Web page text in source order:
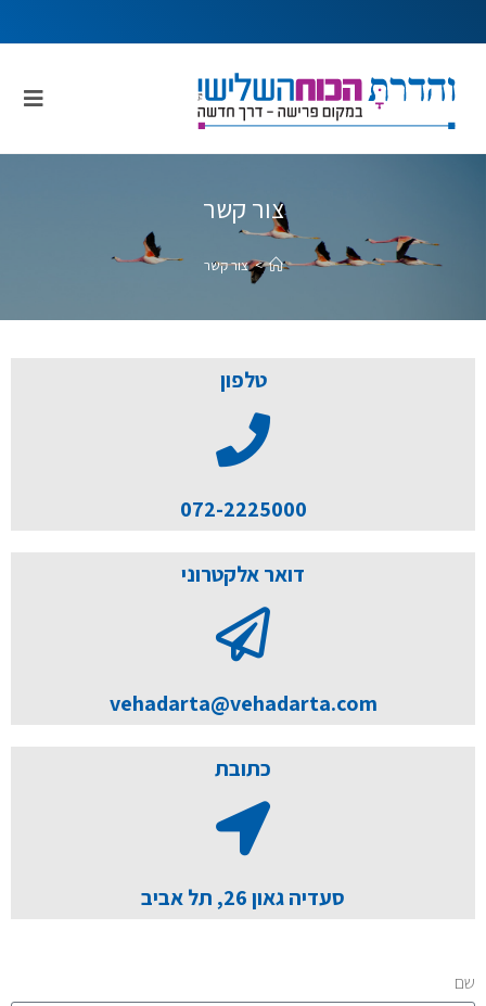
צור קשר
> צור קשר
טלפון
072-2225000
דואר אלקטרוני
vehadarta@vehadarta.com
כתובת
סעדיה גאון 26, תל אביב
שם